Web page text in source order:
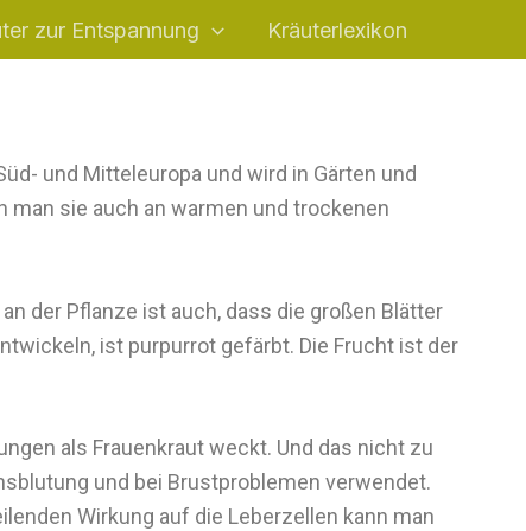
zur Entspannung Kräuterlexikon
und Mitteleuropa und wird in Gärten und
man sie auch an warmen und trockenen
der Pflanze ist auch, dass die großen Blätter
ist purpurrot gefärbt. Die Frucht ist der
als Frauenkraut weckt. Und das nicht zu
und bei Brustproblemen verwendet.
Wirkung auf die Leberzellen kann man